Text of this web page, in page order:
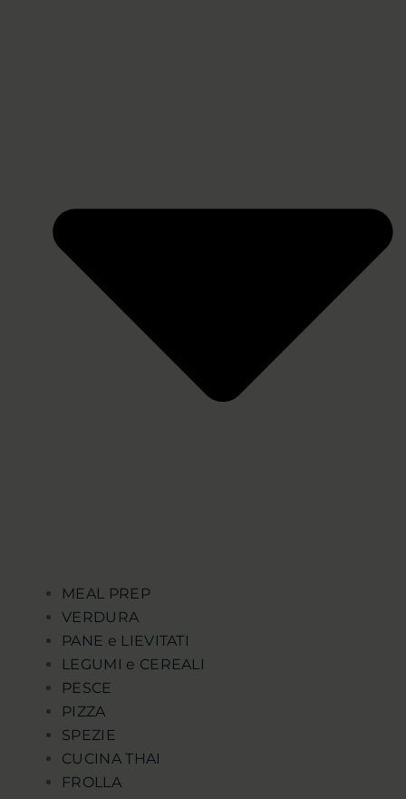
MEAL PREP
VERDURA
PANE e LIEVITATI
LEGUMI e CEREALI
PESCE
PIZZA
SPEZIE
CUCINA THAI
FROLLA